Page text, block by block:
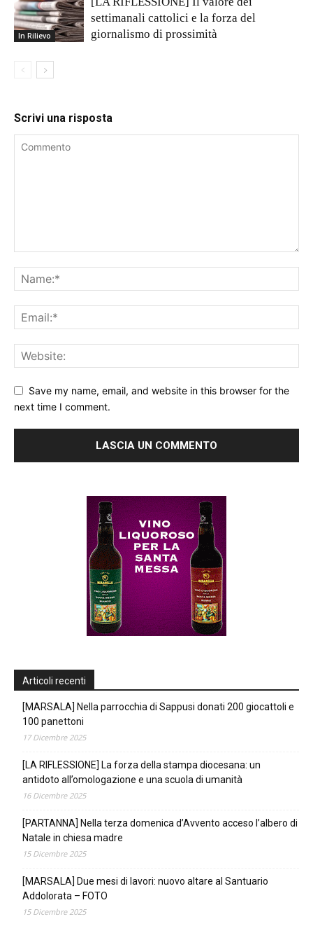
In Rilievo
settimanali cattolici e la forza del
giornalismo di prossimità
Scrivi una risposta
Save my name, email, and website in this browser for the
next time I comment.
Articoli recenti
[MARSALA] Nella parrocchia di Sappusi donati 200 giocattoli e
100 panettoni
17 Dicembre 2025
[LA RIFLESSIONE] La forza della stampa diocesana: un
antidoto all’omologazione e una scuola di umanità
16 Dicembre 2025
[PARTANNA] Nella terza domenica d’Avvento acceso l’albero di
Natale in chiesa madre
15 Dicembre 2025
[MARSALA] Due mesi di lavori: nuovo altare al Santuario
Addolorata – FOTO
15 Dicembre 2025